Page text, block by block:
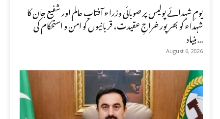
یومِ شہدائے پولیس پر صوبائی وزراء آفتاب عالم اور شفیع جان کا
شہداء کو بھرپور خراجِ عقیدت، قربانیوں کو امن و استحکام کی
بنیاد...
August 6, 2026